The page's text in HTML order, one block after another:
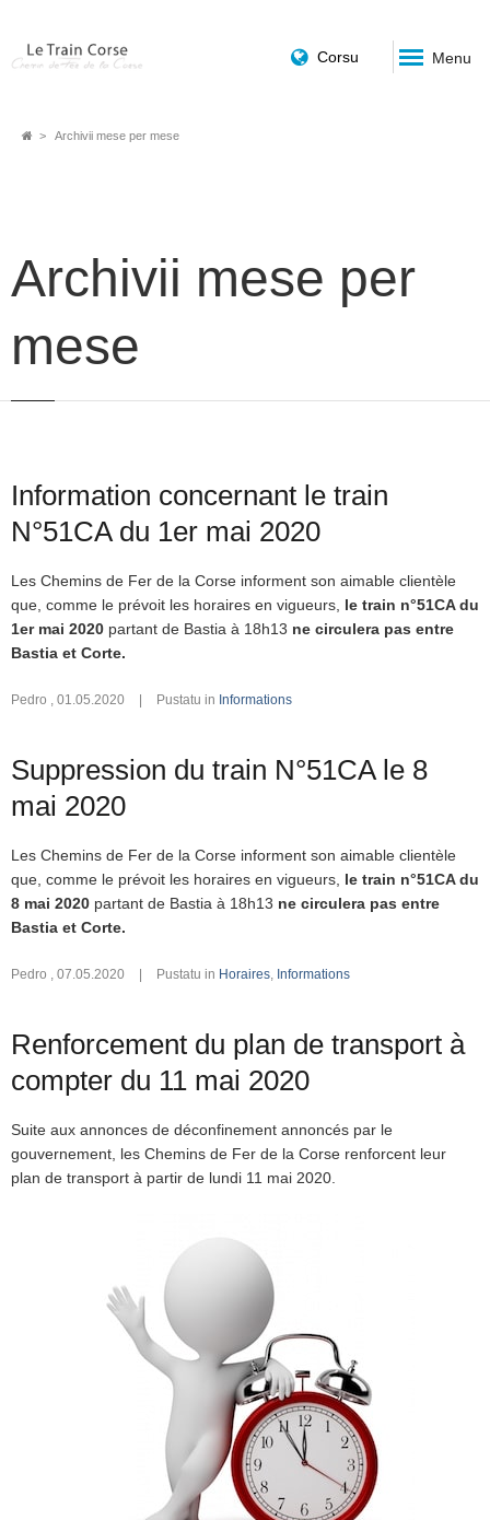
Corsu Menu
FilArchivii mese per mese
Archivii mese per
mese
Information concernant le train
N°51CA du 1er mai 2020
Les Chemins de Fer de la Corse informent son aimable clientèle
que, comme le prévoit les horaires en vigueurs, le train n°51CA du
1er mai 2020 partant de Bastia à 18h13 ne circulera pas entre
Bastia et Corte.
Pedro , 01.05.2020 Pustatu in Informations
Suppression du train N°51CA le 8
mai 2020
Les Chemins de Fer de la Corse informent son aimable clientèle
que, comme le prévoit les horaires en vigueurs, le train n°51CA du
8 mai 2020 partant de Bastia à 18h13 ne circulera pas entre
Bastia et Corte.
Pedro , 07.05.2020 Pustatu in Horaires, Informations
Renforcement du plan de transport à
compter du 11 mai 2020
Suite aux annonces de déconfinement annoncés par le
gouvernement, les Chemins de Fer de la Corse renforcent leur
plan de transport à partir de lundi 11 mai 2020.